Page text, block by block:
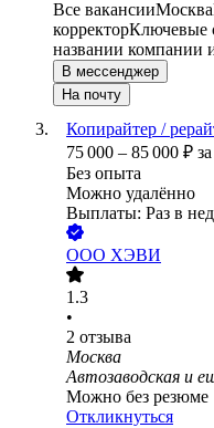
Все вакансииМосква
корректорКлючевые
названии компании
В мессенджер
На почту
Копирайтер /
75 000 – 85 000 ₽
Без опыта
Можно удалённо
Выплаты: Раз в
ООО ХЭВИ
1.3
•
2 отзыва
Москва
Автозаводская и
Можно без резюме
Откликнуться